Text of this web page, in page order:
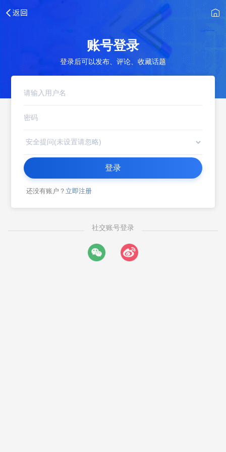
账号登录
登录后可以发布、评论、收藏话题
登录
还没有账户？ 立即注册
社交账号登录